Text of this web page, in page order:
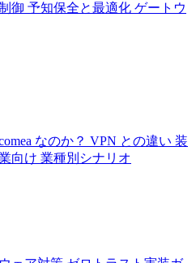
御 予知保全と最適化 ゲートウ
なのか？ VPN との違い 装
向け 業種別シナリオ